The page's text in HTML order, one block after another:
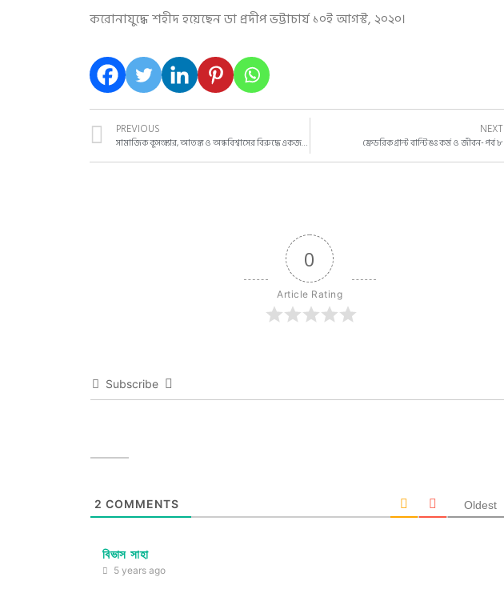
করোনাযুদ্ধে শহীদ হয়েছেন ডা প্রদীপ ভট্টাচার্য ১০ই আগস্ট, ২০২০।
PREVIOUS
সামাজিক কুসংস্কার, আতঙ্ক ও অন্ধবিশ্বাসের বিরুদ্ধে একজন কোরোনা-জয়ীর বক্তব্য
NEXT
ফ্রেডরিক গ্রান্ট বান্টিঙঃ কর্ম ও জীবন- পর্ব ৮
0
Article Rating
Subscribe
2 COMMENTS Oldest
বিভাস সাহা
5 years ago